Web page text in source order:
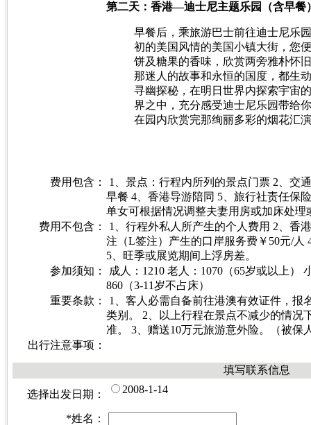
第二天：香港—迪士尼主题乐园（含早餐
早餐后，乘旅游巴士前往迪士尼乐
初的美国风情的美国小镇大街，您
饼及糖果的香味，欣赏两旁雅朴怀
那迷人的故事和永恒的国度，都生
寻幽探秘，在明日世界内探索宇宙
界之中，充分感受迪士尼乐园带给
在园内欣赏完那绚丽多彩的烟花汇
费用包含：
1、景点：行程内所列的景点门票 2、交
早餐 4、香港导游陪同 5、旅行社责任保
单女可根据情况调整夫妻用房或加床处理
费用不包含：
1、行程外私人所产生的个人费用 2、香
注（L签注）产生的口岸服务费￥50元/人
5、旺季或展览期间上浮房差。
参加须知：
成人：1210 老人：1070（65岁或以上）
860（3-11岁不占床）
重要条款：
1、客人必需自备前往港澳有效证件，报
类别。 2、以上行程在景点不减少的情况
准。 3、赠送10万元旅游意外险。（被保
出行注意事项：
填写联系信息
选择出发日期： 2008-1-14
*姓名：